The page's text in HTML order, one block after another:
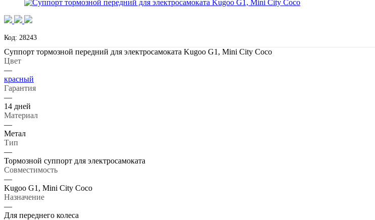
Код: 28243
Суппорт тормозной передний для электросамоката Kugoo G1, Mini City Coco
Цвет
—
красный
Гарантия
—
14 дней
Материал
—
Метал
Тип
—
Тормозной суппорт для электросамоката
Совместимость
—
Kugoo G1, Mini City Coco
Назначение
—
Для переднего колеса